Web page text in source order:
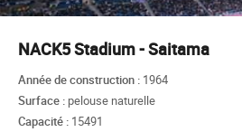
NACK5 Stadium - Saitama
Année de construction : 1964
Surface : pelouse naturelle
Capacité : 15491